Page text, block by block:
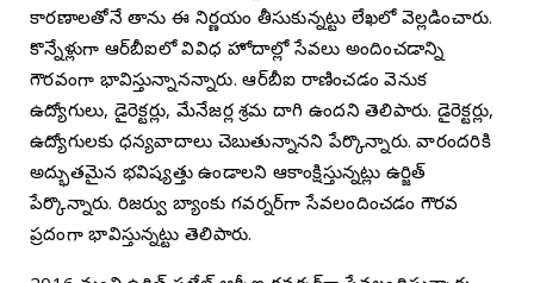
కారణాలతోనే తాను ఈ నిర్ణయం తీసుకున్నట్టు లేఖలో వెల్లడించారు.
కొన్నేళ్లుగా ఆర్‌బీఐలో వివిధ హోదాల్లో సేవలు అందించడాన్ని
గౌరవంగా భావిస్తున్నానన్నారు. ఆర్‌బీఐ రాణించడం వెనుక
ఉద్యోగులు, డైరెక్టర్లు, మేనేజర్ల శ్రమ దాగి ఉందని తెలిపారు. డైరెక్టర్లు,
ఉద్యోగులకు ధన్యవాదాలు చెబుతున్నానని పేర్కొన్నారు. వారందరికి
అద్భుతమైన భవిష్యత్తు ఉండాలని ఆకాంక్షిస్తున్నట్లు ఉర్జిత్‌
పేర్కొన్నారు. రిజర్వు బ్యాంకు గవర్నర్‌గా సేవలందించడం గౌరవ
ప్రదంగా భావిస్తున్నట్టు తెలిపారు.